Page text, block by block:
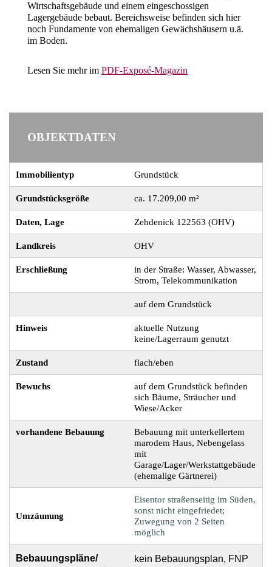
Wirtschaftsgebäude und einem eingeschossigen
Lagergebäude bebaut. Bereichsweise befinden sich hier
noch Fundamente von ehemaligen Gewächshäusern u.ä.
im Boden.
Lesen Sie mehr im PDF-Exposé-Magazin
OBJEKTDATEN
Immobilientyp Grundstück
Grundstücksgröße ca. 17.209,00 m²
Daten, Lage Zehdenick 122563 (OHV)
Landkreis OHV
Erschließung
in der Straße: Wasser, Abwasser,
Strom, Telekommunikation
auf dem Grundstück
Hinweis
aktuelle Nutzung
keine/Lagerraum genutzt
Zustand flach/eben
Bewuchs
auf dem Grundstück befinden
sich Bäume, Sträucher und
Wiese/Acker
vorhandene Bebauung
Bebauung mit unterkellertem
marodem Haus, Nebengelass
mit
Garage/Lager/Werkstattgebäude
(ehemalige Gärtnerei)
Umzäunung
Eisentor straßenseitig im Süden,
sonst nicht eingefriedet;
Zuwegung von 2 Seiten
möglich
Bebauungspläne/
kein Bebauungsplan, FNP